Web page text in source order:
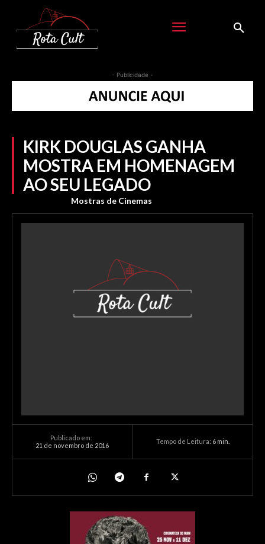
- Publicidade -
KIRK DOUGLAS GANHA
MOSTRA EM HOMENAGEM
AO SEU LEGADO
Mostras de Cinemas
Publicado em:
21 de novembro de 2016
Tempo de Leitura: 6min.